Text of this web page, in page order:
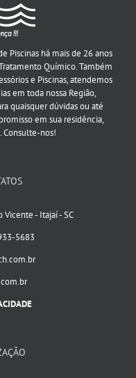
Piscinas há mais de 26 anos
Químico. Também
e Piscinas, atendemos
em toda nossa Região,
quaisquer dúvidas ou até
em sua residência,
nos!
Vicente - Itajaí - SC
5683